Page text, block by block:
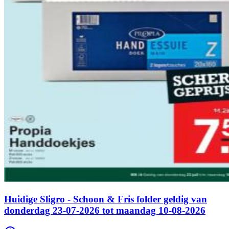
Huidige Sligro - Schoon & Fris folder geldig van
donderdag 23-07-2026 tot maandag 10-08-2026